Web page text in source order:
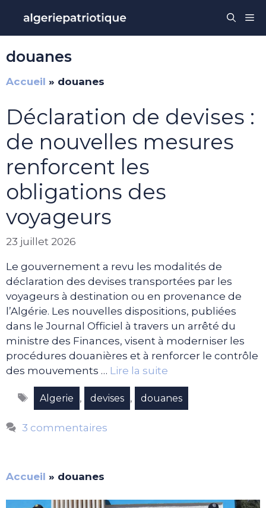
contenu
douanes
Accueil » douanes
Déclaration de devises :
de nouvelles mesures
renforcent les
obligations des
voyageurs
23 juillet 2026
Le gouvernement a revu les modalités de
déclaration des devises transportées par les
voyageurs à destination ou en provenance de
l’Algérie. Les nouvelles dispositions, publiées
dans le Journal Officiel à travers un arrêté du
ministre des Finances, visent à moderniser les
procédures douanières et à renforcer le contrôle
des mouvements … Lire la suite
Étiquettes
Algerie , devises , douanes
3 commentaires
Accueil » douanes